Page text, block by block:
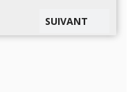
SUIVANT